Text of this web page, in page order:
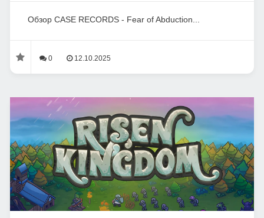
Обзор CASE RECORDS - Fear of Abduction...
0 12.10.2025